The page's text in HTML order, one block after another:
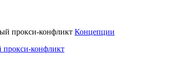
Концепции
прокси-конфликт